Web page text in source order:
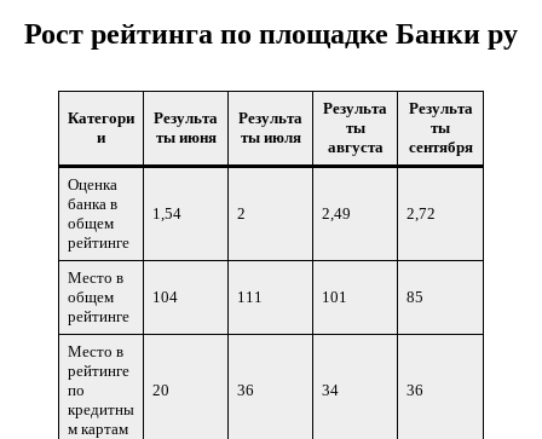
Рост рейтинга по площадке Банки ру
Категори
и
Результа
ты июня
Результа
ты июля
Результа
ты
августа
Результа
ты
сентября
Оценка
банка в
общем
рейтинге
1,54 2 2,49 2,72
Место в
общем
рейтинге
104 111 101 85
Место в
рейтинге
по
кредитны
м картам
20 36 34 36